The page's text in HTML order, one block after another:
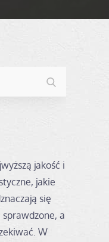
jakość i
jakie
się
sprawdzone, a
W